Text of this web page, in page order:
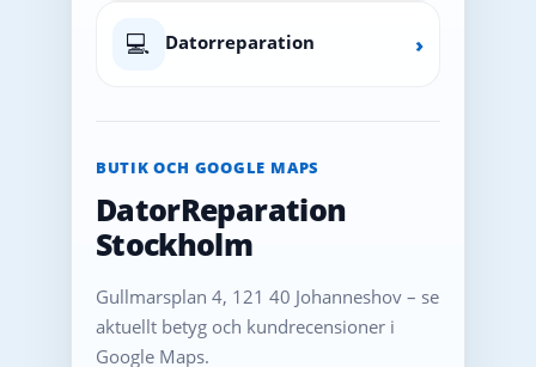
💻 Datorreparation ›
BUTIK OCH GOOGLE MAPS
DatorReparation
Stockholm
Gullmarsplan 4, 121 40 Johanneshov – se
aktuellt betyg och kundrecensioner i
Google Maps.